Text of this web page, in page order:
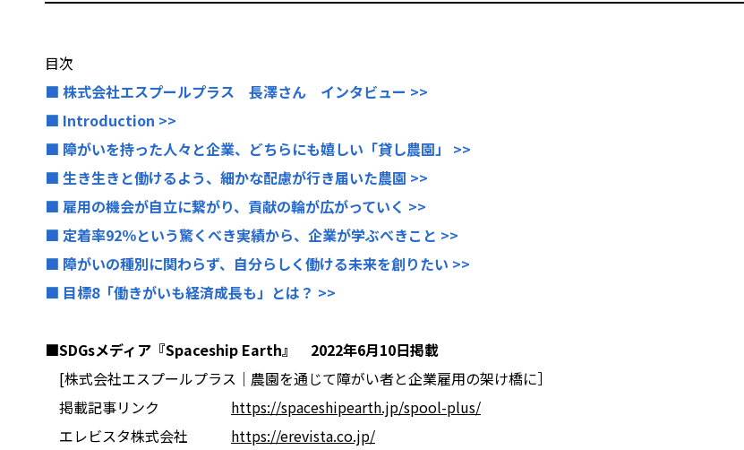
目次
■ 株式会社エスプールプラス 長澤さん インタビュー >>
■ Introduction >>
■ 障がいを持った人々と企業、どちらにも嬉しい「貸し農園」 >>
■ 生き生きと働けるよう、細かな配慮が行き届いた農園 >>
■ 雇用の機会が自立に繋がり、貢献の輪が広がっていく >>
■ 定着率92％という驚くべき実績から、企業が学ぶべきこと >>
■ 障がいの種別に関わらず、自分らしく働ける未来を創りたい >>
■ 目標8「働きがいも経済成長も」とは？ >>
■SDGsメディア『Spaceship Earth』 2022年6月10日掲載
[株式会社エスプールプラス｜農園を通じて障がい者と企業雇用の架け橋に］
掲載記事リンク https://spaceshipearth.jp/spool-plus/
エレビスタ株式会社 https://erevista.co.jp/